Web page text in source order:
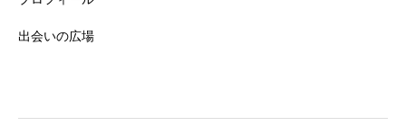
出会いの広場